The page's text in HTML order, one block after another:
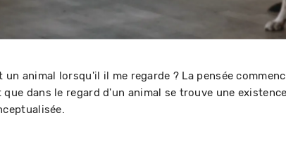
un animal lorsqu'il il me regarde ? La pensée
que dans le regard d'un animal se trouve une